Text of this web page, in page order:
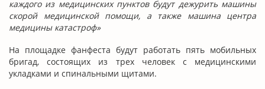
каждого из медицинских пунктов будут дежурить машины
скорой медицинской помощи, а также машина центра
медицины катастроф»
На площадке фанфеста будут работать пять мобильных
бригад, состоящих из трех человек с медицинскими
укладками и спинальными щитами.